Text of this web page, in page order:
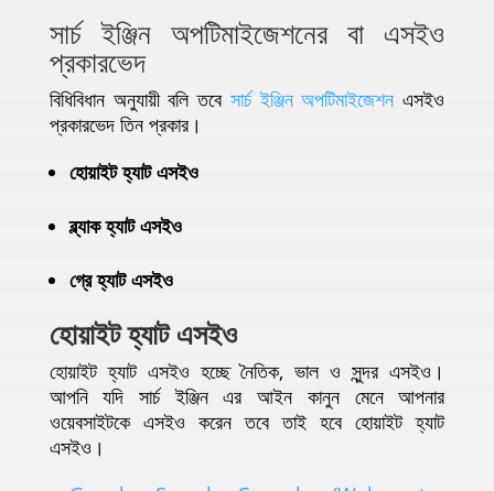
সার্চ ইঞ্জিন অপটিমাইজেশনের বা এসইও
প্রকারভেদ
বিধিবিধান অনুযায়ী বলি তবে সার্চ ইঞ্জিন অপটিমাইজেশন এসইও
প্রকারভেদ তিন প্রকার।
হোয়াইট হ্যাট এসইও
ব্ল্যাক হ্যাট এসইও
গ্রে হ্যাট এসইও
হোয়াইট হ্যাট এসইও
হোয়াইট হ্যাট এসইও হচ্ছে নৈতিক, ভাল ও সুন্দর এসইও।
আপনি যদি সার্চ ইঞ্জিন এর আইন কানুন মেনে আপনার
ওয়েবসাইটকে এসইও করেন তবে তাই হবে হোয়াইট হ্যাট
এসইও।